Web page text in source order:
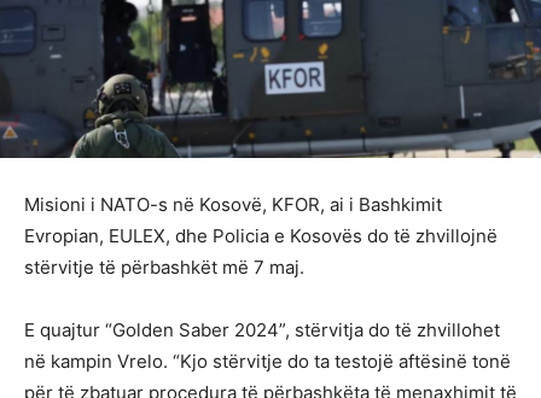
Misioni i NATO-s në Kosovë, KFOR, ai i Bashkimit
Evropian, EULEX, dhe Policia e Kosovës do të zhvillojnë
stërvitje të përbashkët më 7 maj.
E quajtur “Golden Saber 2024”, stërvitja do të zhvillohet
në kampin Vrelo. “Kjo stërvitje do ta testojë aftësinë tonë
për të zbatuar procedura të përbashkëta të menaxhimit të